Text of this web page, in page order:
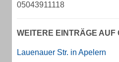
05043911118
WEITERE EINTRÄGE AUF
Lauenauer Str. in Apelern